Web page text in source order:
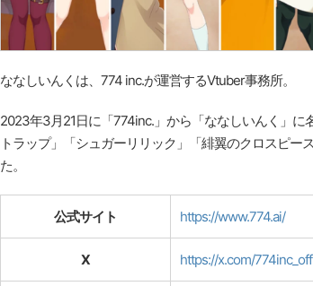
ななしいんくは、774 inc.が運営するVtuber事務所。
2023年3月21日に「774inc.」から「ななしいんく」
トラップ」「シュガーリリック」「緋翼のクロスピ
た。
公式サイト https://www.774.ai/
X https://x.com/